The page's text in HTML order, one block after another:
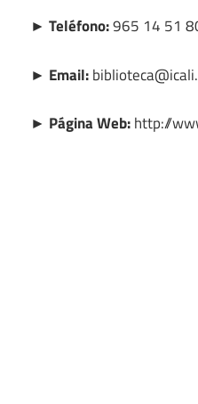
► Teléfono:965 14 51
► Email:
► Página Web:http://